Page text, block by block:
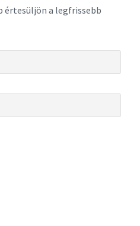
a legfrissebb